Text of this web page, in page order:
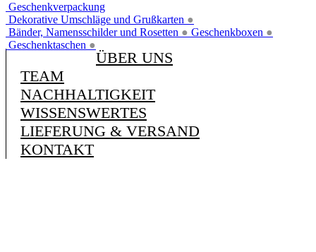
Geschenkverpackung
Dekorative Umschläge und Grußkarten ●
Bänder, Namensschilder und Rosetten ● Geschenkboxen ●
Geschenktaschen ●
ÜBER UNS
TEAM
NACHHALTIGKEIT
WISSENSWERTES
LIEFERUNG & VERSAND
KONTAKT